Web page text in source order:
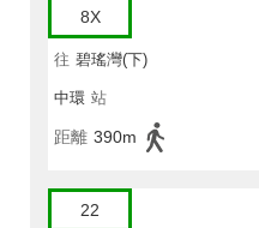
8X
往 碧瑤灣(下)
中環 站
距離 390m
22